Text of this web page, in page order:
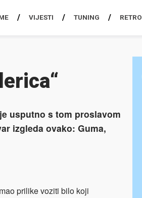
VIJESTI TUNING RETRO
usputno s tom proslavom
izgleda ovako: Guma,
prilike voziti bilo koji